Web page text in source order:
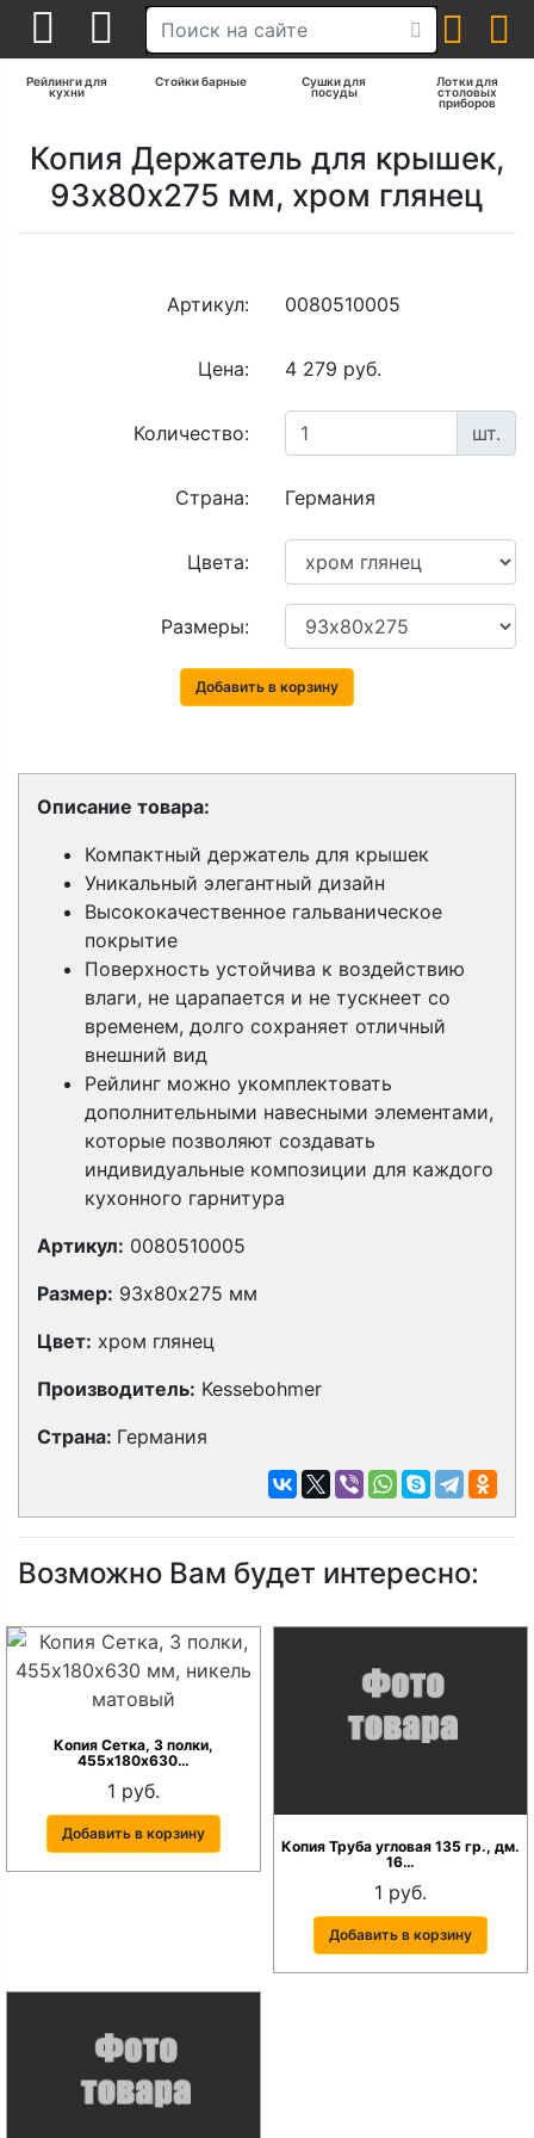
Рейлинги для
кухни
Стойки барные Сушки для
посуды
Лотки для
столовых
приборов
Копия Держатель для крышек,
93х80х275 мм, хром глянец
Артикул: 0080510005
Цена: 4 279 руб.
Количество: шт.
Страна: Германия
Цвета:
Размеры:
Добавить в корзину
Описание товара:
Компактный держатель для крышек
Уникальный элегантный дизайн
Высококачественное гальваническое
покрытие
Поверхность устойчива к воздействию
влаги, не царапается и не тускнеет со
временем, долго сохраняет отличный
внешний вид
Рейлинг можно укомплектовать
дополнительными навесными элементами,
которые позволяют создавать
индивидуальные композиции для каждого
кухонного гарнитура
Артикул: 0080510005
Размер: 93х80х275 мм
Цвет: хром глянец
Производитель: Kessebohmer
Страна: Германия
Возможно Вам будет интересно:
Копия Сетка, 3 полки,
455х180х630…
1 руб.
Добавить в корзину
Копия Труба угловая 135 гр., дм.
16…
1 руб.
Добавить в корзину